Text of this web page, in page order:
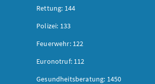
Rettung: 144
Polizei: 133
Feuerwehr: 122
Euronotruf: 112
Gesundheitsberatung: 1450